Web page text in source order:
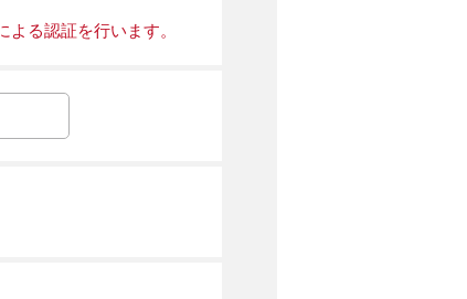
る認証を行います。